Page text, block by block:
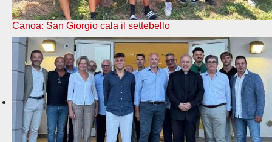
Canoa: San Giorgio cala il settebello